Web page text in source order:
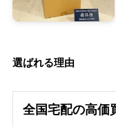
選ばれる理由
全国宅配の高価